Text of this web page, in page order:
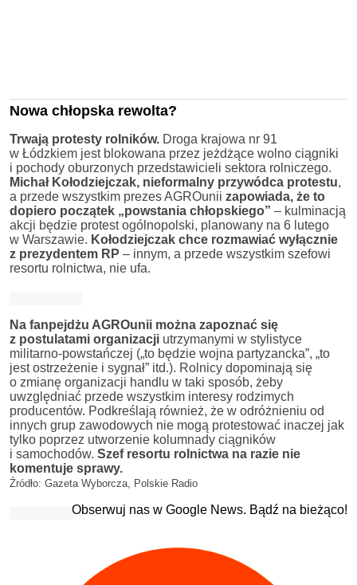
Nowa chłopska rewolta?
Trwają protesty rolników. Droga krajowa nr 91
w Łódzkiem jest blokowana przez jeżdżące wolno ciągniki
i pochody oburzonych przedstawicieli sektora rolniczego.
Michał Kołodziejczak, nieformalny przywódca protestu,
a przede wszystkim prezes AGROunii zapowiada, że to
dopiero początek „powstania chłopskiego” – kulminacją
akcji będzie protest ogólnopolski, planowany na 6 lutego
w Warszawie. Kołodziejczak chce rozmawiać wyłącznie
z prezydentem RP – innym, a przede wszystkim szefowi
resortu rolnictwa, nie ufa.
Na fanpejdżu AGROunii można zapoznać się
z postulatami organizacji utrzymanymi w stylistyce
militarno-powstańczej („to będzie wojna partyzancka”, „to
jest ostrzeżenie i sygnał” itd.). Rolnicy dopominają się
o zmianę organizacji handlu w taki sposób, żeby
uwzględniać przede wszystkim interesy rodzimych
producentów. Podkreślają również, że w odróżnieniu od
innych grup zawodowych nie mogą protestować inaczej jak
tylko poprzez utworzenie kolumnady ciągników
i samochodów. Szef resortu rolnictwa na razie nie
komentuje sprawy.
Źródło: Gazeta Wyborcza, Polskie Radio
Obserwuj nas w Google News. Bądź na bieżąco!